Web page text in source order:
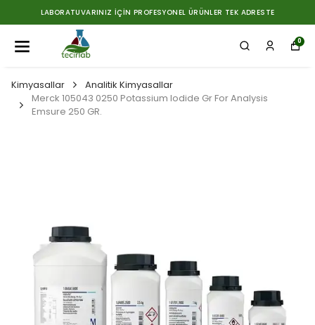
LABORATUVARINIZ İÇIN PROFESYONEL ÜRÜNLER TEK ADRESTE
0
Kimyasallar
Analitik Kimyasallar
Merck 105043 0250 Potassium Iodide Gr For Analysis
Emsure 250 GR.